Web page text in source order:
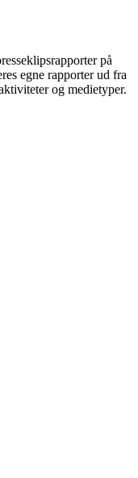
på
egne rapporter ud fra
og medietyper.